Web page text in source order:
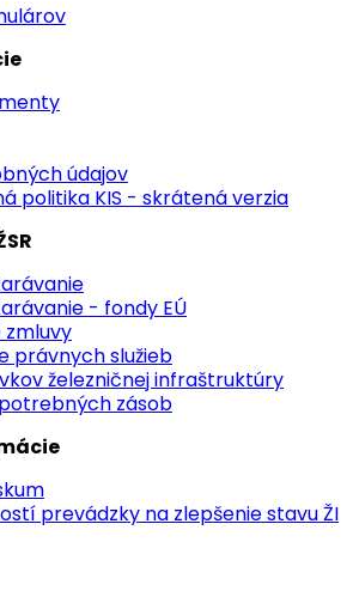
údajov
politika KIS - skrátená verzia
- fondy EÚ
zmluvy
právnych služieb
železničnej infraštruktúry
zásob
prevádzky na zlepšenie stavu ŽI